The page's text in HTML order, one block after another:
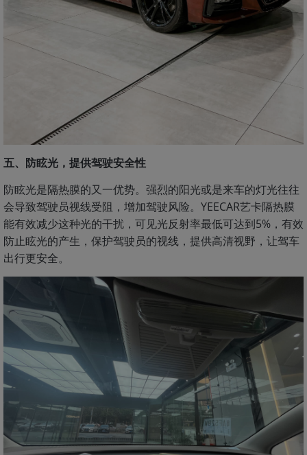
五、防眩光，提供驾驶安全性
防眩光是隔热膜的又一优势。强烈的阳光或是来车的灯光往往
会导致驾驶员视线受阻，增加驾驶风险。YEECAR艺卡隔热膜
能有效减少这种光的干扰，可见光反射率最低可达到5%，有效
防止眩光的产生，保护驾驶员的视线，提供高清视野，让驾车
出行更安全。